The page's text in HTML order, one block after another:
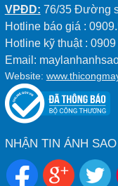
VPĐD: 76/35 Đường
Hotline báo giá :
Hotline kỹ thuật :
Email:
Website:
NHẬN TIN ÁNH SAO